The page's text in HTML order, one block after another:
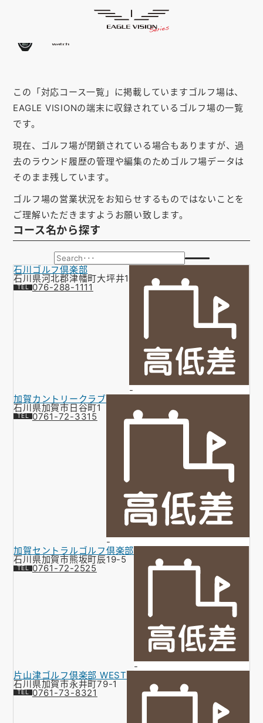
ゴルフナビ
ピンポジ君PIN POSITION
対応コース
EVステーション UPDATE
取扱い店舗 SHOP
サポートSUPPORT
購入する
お知らせ
「石川県」の対応コース
この「対応コース一覧」に掲載していますゴルフ場は、
EAGLE VISIONの端末に収録されているゴルフ場の一覧
です。
現在、ゴルフ場が閉鎖されている場合もありますが、過
去のラウンド履歴の管理や編集のためゴルフ場データは
そのまま残しています。
ゴルフ場の営業状況をお知らせするものではないことを
ご理解いただきますようお願い致します。
コース名から探す
石川ゴルフ倶楽部
石川県河北郡津幡町大坪井1
076-288-1111
-
加賀カントリークラブ
石川県加賀市日谷町1
0761-72-3315
-
加賀セントラルゴルフ倶楽部
石川県加賀市熊坂町辰19-5
0761-72-2525
-
片山津ゴルフ倶楽部 WEST
石川県加賀市永井町79-1
0761-73-8321